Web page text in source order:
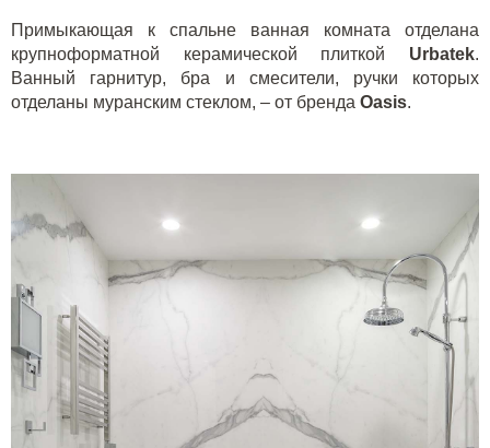
Примыкающая к спальне ванная комната отделана
крупноформатной керамической плиткой Urbatek.
Ванный гарнитур, бра и смесители, ручки которых
отделаны муранским стеклом, – от бренда Oasis.